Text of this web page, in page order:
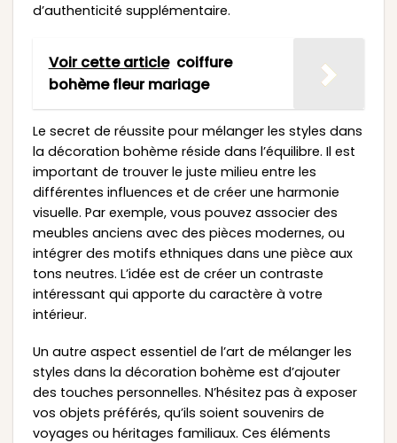
d’authenticité supplémentaire.
Voir cette article coiffure
bohème fleur mariage
Le secret de réussite pour mélanger les styles dans
la décoration bohème réside dans l’équilibre. Il est
important de trouver le juste milieu entre les
différentes influences et de créer une harmonie
visuelle. Par exemple, vous pouvez associer des
meubles anciens avec des pièces modernes, ou
intégrer des motifs ethniques dans une pièce aux
tons neutres. L’idée est de créer un contraste
intéressant qui apporte du caractère à votre
intérieur.
Un autre aspect essentiel de l’art de mélanger les
styles dans la décoration bohème est d’ajouter
des touches personnelles. N’hésitez pas à exposer
vos objets préférés, qu’ils soient souvenirs de
voyages ou héritages familiaux. Ces éléments